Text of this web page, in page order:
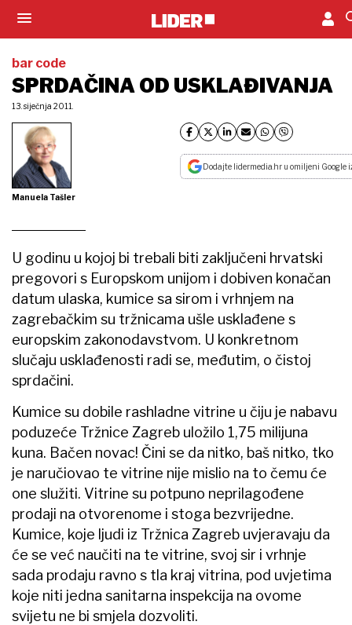
bar code
SPRDAČINA OD USKLAĐIVANJA
13. siječnja 2011.
Manuela Tašler
Dodajte lidermedia.hr u omiljeni Google
U godinu u kojoj bi trebali biti zaključeni hrvatski
pregovori s Europskom unijom i dobiven konačan
datum ulaska, kumice sa sirom i vrhnjem na
zagrebačkim su tržnicama ušle usklađene s
europskim zakonodavstvom. U konkretnom
slučaju usklađenosti radi se, međutim, o čistoj
sprdačini.
Kumice su dobile rashladne vitrine u čiju je nabavu
poduzeće Tržnice Zagreb uložilo 1,75 milijuna
kuna. Bačen novac! Čini se da nitko, baš nitko, tko
je naručiovao te vitrine nije mislio na to čemu će
one služiti. Vitrine su potpuno neprilagođene
prodaji na otvorenome i stoga bezvrijedne.
Kumice, koje ljudi iz Tržnica Zagreb uvjeravaju da
će se već naučiti na te vitrine, svoj sir i vrhnje
sada prodaju ravno s tla kraj vitrina, pod uvjetima
koje niti jedna sanitarna inspekcija na ovome
svijetu ne bi smjela dozvoliti.